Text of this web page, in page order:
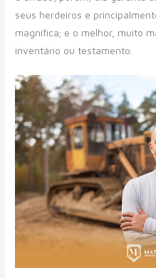
seus herdeiros e
magnífica; e o melhor, muito
inventário ou testamento.